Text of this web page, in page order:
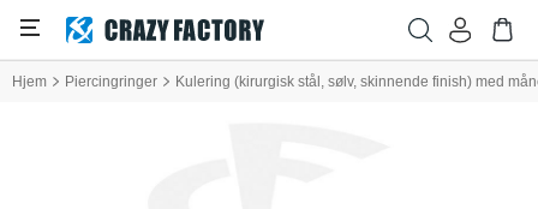
Hjem Piercingringer Kulering (kirurgisk stål, sølv, skinnende finish) med